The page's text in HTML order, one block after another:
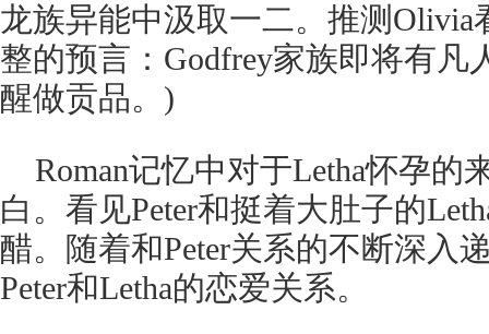
龙族异能中汲取一二。推测Olivia
整的预言：Godfrey家族即将有凡
醒做贡品。)
Roman记忆中对于Letha怀孕的
白。看见Peter和挺着大肚子的
醋。随着和Peter关系的不断深入
Peter和Letha的恋爱关系。